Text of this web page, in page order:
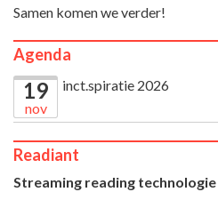
Samen komen we verder!
Agenda
19
nov
inct.spiratie 2026
Readiant
Streaming reading technologie